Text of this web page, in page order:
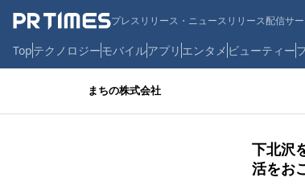
プレスリリース・ニュースリリース配信サ
Topテクノロジーモバイルアプリ エンタメ ビューティー
まちの株式会社
下北沢
活をお